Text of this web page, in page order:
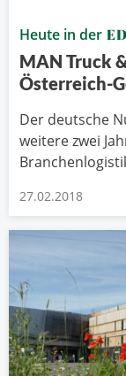
Heute in der
MAN Truck
Österreich-
Der deutsche
weitere zwei
27.02.2018